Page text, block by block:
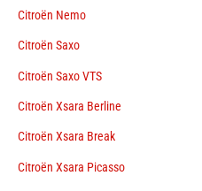
Citroën Nemo
Citroën Saxo
Citroën Saxo VTS
Citroën Xsara Berline
Citroën Xsara Break
Citroën Xsara Picasso